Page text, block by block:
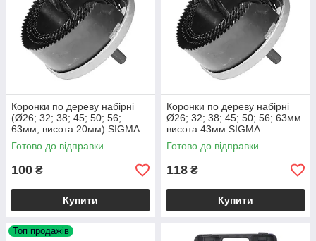
Коронки по дереву набірні
(Ø26; 32; 38; 45; 50; 56;
63мм, висота 20мм) SIGMA
Готово до відправки
100 ₴
Купити
Коронки по дереву набірні
Ø26; 32; 38; 45; 50; 56; 63мм
висота 43мм SIGMA
(1520021)
Готово до відправки
118 ₴
Купити
Топ продажів